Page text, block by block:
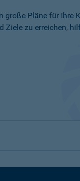
große Pläne für Ihre
Ziele zu erreichen,